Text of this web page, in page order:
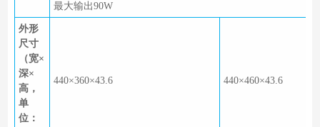
最大输出90W
外形
尺寸
（宽×
深×
高，
单
位：
440×360×43.6 440×460×43.6